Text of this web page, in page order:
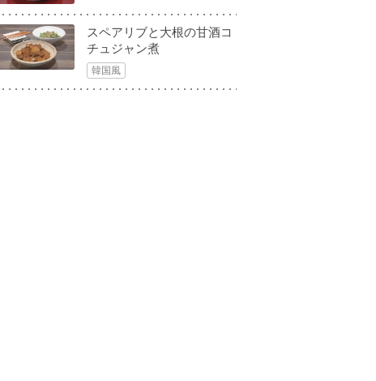
スペアリブと大根の甘酒コ
チュジャン煮
韓国風